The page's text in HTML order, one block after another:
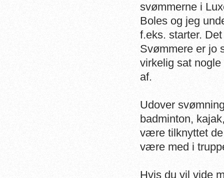
svømmerne i
Boles og jeg
f.eks. starter.
Svømmere er jo
virkelig sat
af.
Udover
badminton,
være tilknyttet
være med i
Hvis du vil vide